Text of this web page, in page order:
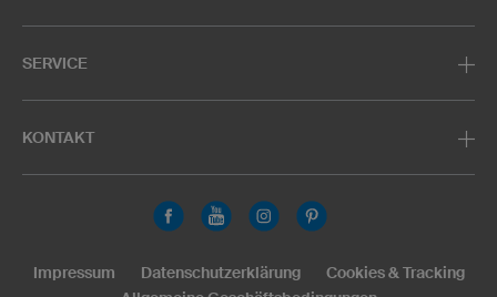
SERVICE
KONTAKT
Impressum Datenschutzerklärung
Cookies & Tracking